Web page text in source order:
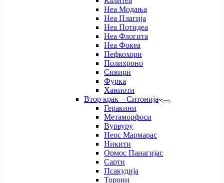
Неа Модања
Неа Плагија
Неа Потидеа
Неа Флогита
Неа Фокеа
Пефкохори
Полихроно
Сивири
Фурка
Ханиоти
Втор крак – Ситонија
Геракини
Метаморфоси
Вурвуру
Неос Мармарас
Никити
Ормос Панагијас
Сарти
Псакудија
Торони